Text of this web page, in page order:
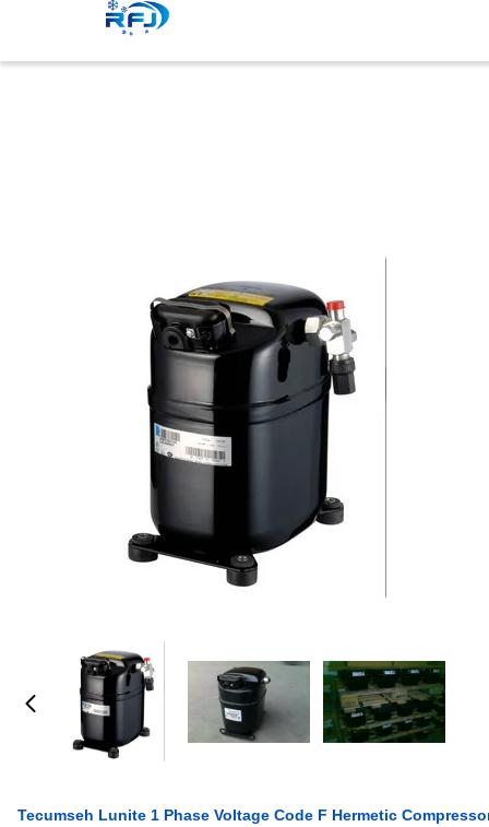
Tecumseh Lunite 1 Phase Voltage Code F Hermetic